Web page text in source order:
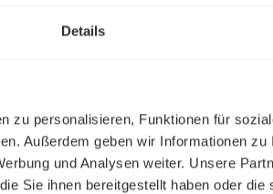
Details
zu personalisieren, Funktionen für
Außerdem geben wir Informationen zu
und Analysen weiter. Unsere
Sie ihnen bereitgestellt haben oder